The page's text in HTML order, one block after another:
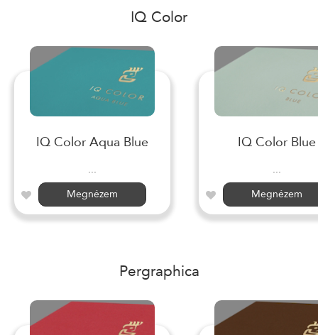
IQ Color
IQ Color Aqua Blue
...
Megnézem
IQ Color Blue
...
Megnézem
Pergraphica